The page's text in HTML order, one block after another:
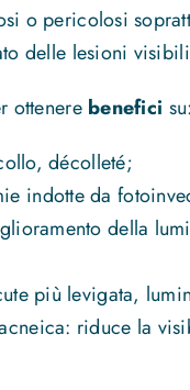
o pericolosi
delle lesioni
ottenerebenefici su:
décolleté;
indotte da
della
più levigata,
riduce la